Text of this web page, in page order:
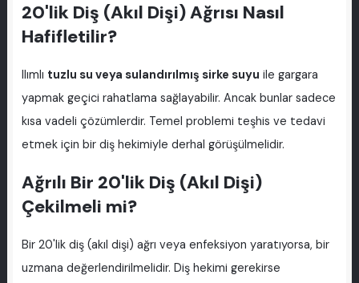
20'lik Diş (Akıl Dişi) Ağrısı Nasıl
Hafifletilir?
Ilımlı tuzlu su veya sulandırılmış sirke suyu ile gargara
yapmak geçici rahatlama sağlayabilir. Ancak bunlar sadece
kısa vadeli çözümlerdir. Temel problemi teşhis ve tedavi
etmek için bir diş hekimiyle derhal görüşülmelidir.
Ağrılı Bir 20'lik Diş (Akıl Dişi)
Çekilmeli mi?
Bir 20'lik diş (akıl dişi) ağrı veya enfeksiyon yaratıyorsa, bir
uzmana değerlendirilmelidir. Diş hekimi gerekirse